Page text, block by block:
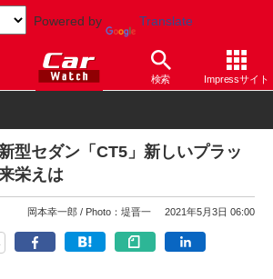
Powered by Translate
検索 Impressサイト
キャデラック その他
型セダン「CT5」新しいプラッ
栄えは
岡本幸一郎 Photo：堤晋一 2021年5月3日 06:00